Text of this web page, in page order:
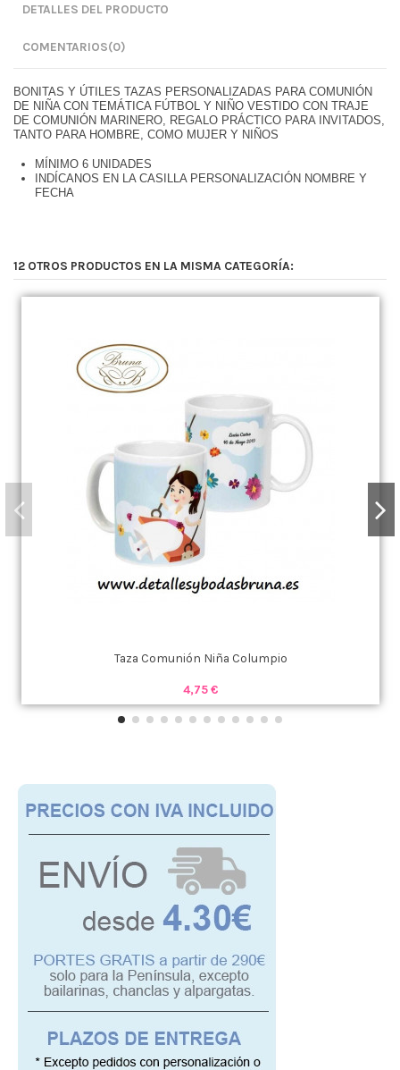
DETALLES DEL PRODUCTO
COMENTARIOS(0)
BONITAS Y ÚTILES TAZAS PERSONALIZADAS PARA COMUNIÓN
DE NIÑA CON TEMÁTICA FÚTBOL Y NIÑO VESTIDO CON TRAJE
DE COMUNIÓN MARINERO, REGALO PRÁCTICO PARA INVITADOS,
TANTO PARA HOMBRE, COMO MUJER Y NIÑOS
MÍNIMO 6 UNIDADES
INDÍCANOS EN LA CASILLA PERSONALIZACIÓN NOMBRE Y
FECHA
12 OTROS PRODUCTOS EN LA MISMA CATEGORÍA:
Taza Comunión Niña Columpio
4,75 €